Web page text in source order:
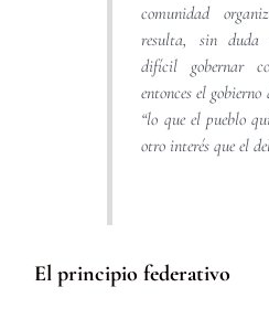
comunidad
resulta, sin duda
difícil gobernar
entonces el
“lo que el pueblo
otro interés que el
El principio federativo